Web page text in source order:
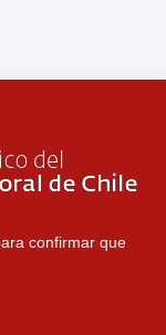
confirmar que